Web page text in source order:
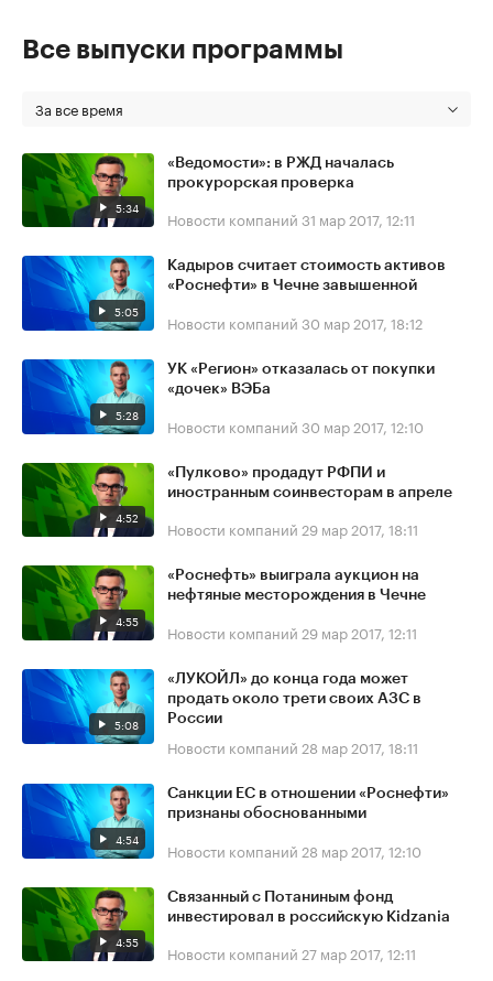
Все выпуски программы
За все время
5:34
«Ведомости»: в РЖД началась
прокурорская проверка
Новости компаний 31 мар 2017, 12:11
5:05
Кадыров считает стоимость активов
«Роснефти» в Чечне завышенной
Новости компаний 30 мар 2017, 18:12
5:28
УК «Регион» отказалась от покупки
«дочек» ВЭБа
Новости компаний 30 мар 2017, 12:10
4:52
«Пулково» продадут РФПИ и
иностранным соинвесторам в апреле
Новости компаний 29 мар 2017, 18:11
4:55
«Роснефть» выиграла аукцион на
нефтяные месторождения в Чечне
Новости компаний 29 мар 2017, 12:11
5:08
«ЛУКОЙЛ» до конца года может
продать около трети своих АЗС в
России
Новости компаний 28 мар 2017, 18:11
4:54
Санкции ЕС в отношении «Роснефти»
признаны обоснованными
Новости компаний 28 мар 2017, 12:10
4:55
Связанный с Потаниным фонд
инвестировал в российскую Kidzania
Новости компаний 27 мар 2017, 12:11